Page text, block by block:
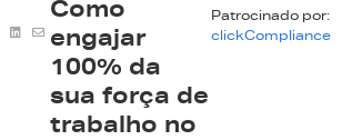
Como
engajar
100% da
sua força de
trabalho no
Patrocinado por:
clickCompliance